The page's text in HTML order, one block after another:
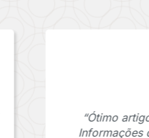
“Ótimo
Informações